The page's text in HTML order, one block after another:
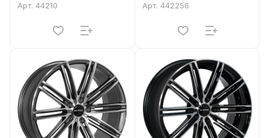
Арт. 44210
Арт. 442256